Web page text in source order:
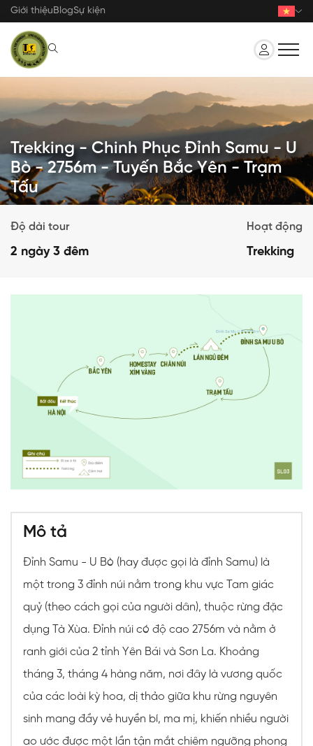
Nhảy
đến
dung
Giới thiệuBlogSự kiện
Trekking - Chinh Phục Đỉnh Samu - U
Bò - 2756m - Tuyến Bắc Yên - Trạm
Tấu
Độ dài tour
2 ngày 3 đêm
Hoạt động
Trekking
Mô tả
Đỉnh Samu - U Bò (hay được gọi là đỉnh Samu) là
một trong 3 đỉnh núi nằm trong khu vực Tam giác
quỷ (theo cách gọi của người dân), thuộc rừng đặc
dụng Tà Xùa. Đỉnh núi có độ cao 2756m và nằm ở
ranh giới của 2 tỉnh Yên Bái và Sơn La. Khoảng
tháng 3, tháng 4 hàng năm, nơi đây là vương quốc
của các loài kỳ hoa, dị thảo giữa khu rừng nguyên
sinh mang đầy vẻ huyền bí, ma mị, khiến nhiều người
ao ước được một lần tận mắt chiêm ngưỡng phong